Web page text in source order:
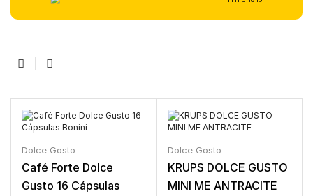
Dolce Gosto
Café Forte Dolce
Gusto 16 Cápsulas
Dolce Gosto
KRUPS DOLCE GUSTO
MINI ME ANTRACITE